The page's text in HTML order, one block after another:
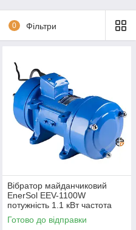
0 Фільтри
Вібратор майданчиковий
EnerSol EEV-1100W
потужність 1.1 кВт частота
вібрацій 2840 віб/хв вага 18.6
кг
Готово до відправки